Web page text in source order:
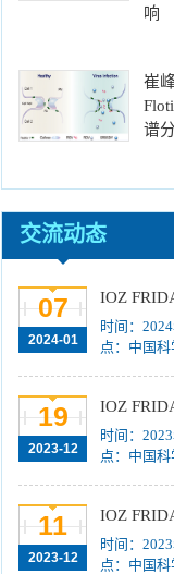
[2023-
中国科学院动物
士研究生拟录取结果
中国科学院动物研
位研究生简章[2023-
2024年招收推荐免
四批拟录取结果公示
关于2023年度中国
推荐公示 [2023-10-
中国科学院动物研
取资格公示[2023-10-
响
崔
谱
交流动态
07
2024-01
时间：
点：中国
19
2023-12
时间：
点：中国
11
2023-12
时间：
点：中国